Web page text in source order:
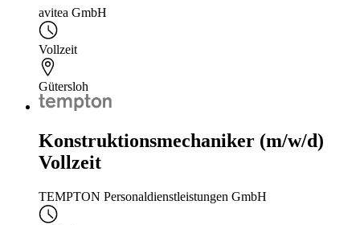
avitea GmbH
Vollzeit
Gütersloh
Konstruktionsmechaniker (m/w/d)
Vollzeit
TEMPTON Personaldienstleistungen GmbH